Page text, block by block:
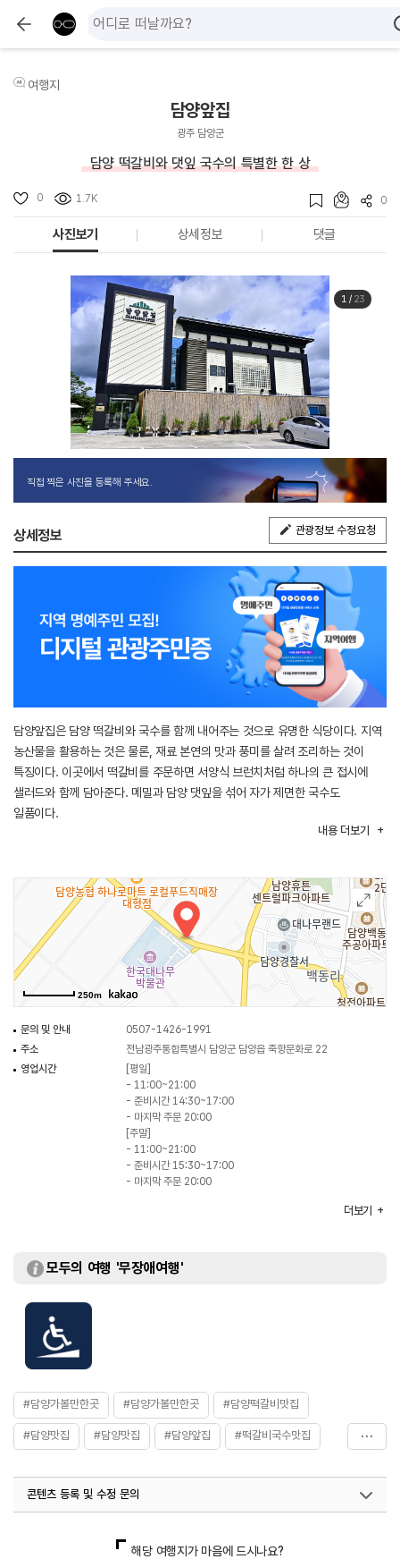
여행지
담양앞집
광주 담양군
담양 떡갈비와 댓잎 국수의 특별한 한 상
0 1.7K 0
사진보기 상세정보 댓글
1/ 23
직접 찍은 사진을 등록해 주세요.
상세정보 관광정보 수정요청
담양앞집은 담양 떡갈비와 국수를 함께 내어주는 것으로 유명한 식당이다. 지역
농산물을 활용하는 것은 물론, 재료 본연의 맛과 풍미를 살려 조리하는 것이
특징이다. 이곳에서 떡갈비를 주문하면 서양식 브런치처럼 하나의 큰 접시에
샐러드와 함께 담아준다. 메밀과 담양 댓잎을 섞어 자가 제면한 국수도
일품이다.
내용 더보기
250m
문의 및 안내
0507-1426-1991
주소
전남광주통합특별시 담양군 담양읍 죽향문화로 22
영업시간
[평일]
- 11:00~21:00
- 준비시간 14:30~17:00
- 마지막 주문 20:00
[주말]
- 11:00~21:00
- 준비시간 15:30~17:00
- 마지막 주문 20:00
취급메뉴
죽순들기름국수 / 죽순바삭만두 / 물비빔국수 등
더보기
모두의 여행 '무장애여행'
#담양가볼만한곳 #담양가볼만한곳 #담양떡갈비맛집
#담양맛집 #담양맛집 #담양앞집 #떡갈비국수맛집
콘텐츠 등록 및 수정 문의
열린관광콘텐츠팀(열린관광-모두의여행)
033-738-3425
해당 여행지가 마음에 드시나요?